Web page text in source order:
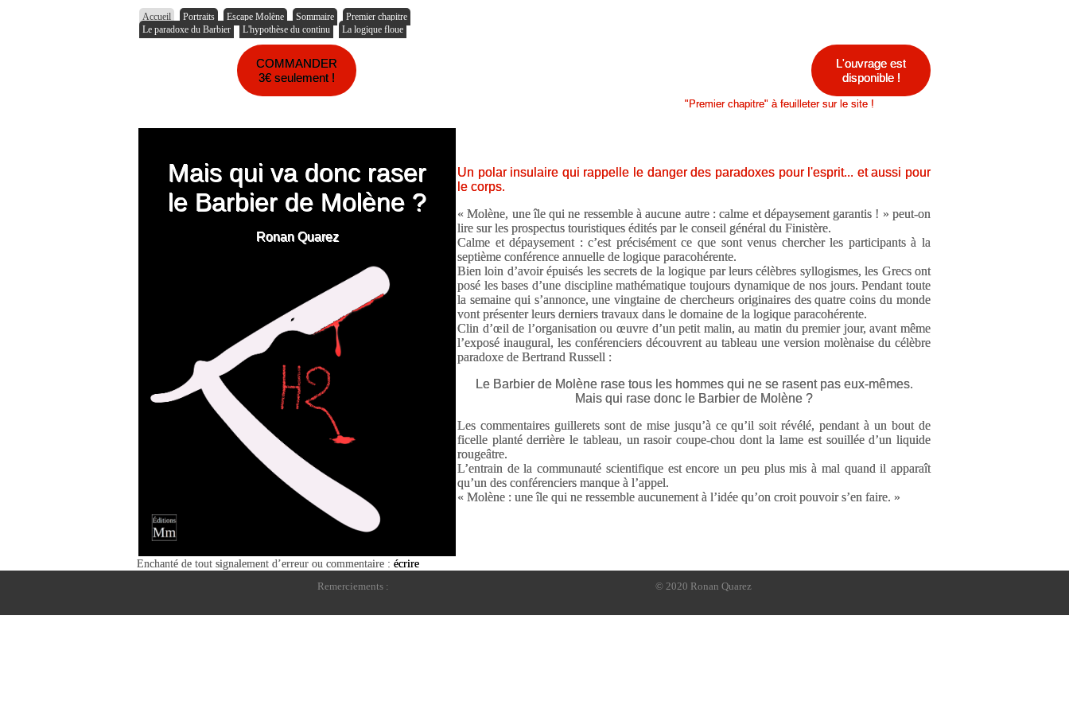
Accueil Portraits Escape Molène Sommaire
Premier chapitre
Le paradoxe du Barbier
L'hypothèse du continu La logique floue
COMMANDER
3€ seulement !
L'ouvrage est
disponible !
"Premier chapitre" à feuilleter sur le site !
Mais qui va donc raser
le Barbier de Molène ?
Ronan Quarez
Un polar insulaire qui rappelle le danger des paradoxes pour l'esprit... et aussi pour
le corps.
« Molène, une île qui ne ressemble à aucune autre : calme et dépaysement garantis ! » peut-on
lire sur les prospectus touristiques édités par le conseil général du Finistère.
Calme et dépaysement : c’est précisément ce que sont venus chercher les participants à la
septième conférence annuelle de logique paracohérente.
Bien loin d’avoir épuisés les secrets de la logique par leurs célèbres syllogismes, les Grecs ont
posé les bases d’une discipline mathématique toujours dynamique de nos jours. Pendant toute
la semaine qui s’annonce, une vingtaine de chercheurs originaires des quatre coins du monde
vont présenter leurs derniers travaux dans le domaine de la logique paracohérente.
Clin d’œil de l’organisation ou œuvre d’un petit malin, au matin du premier jour, avant même
l’exposé inaugural, les conférenciers découvrent au tableau une version molènaise du célèbre
paradoxe de Bertrand Russell :
Le Barbier de Molène rase tous les hommes qui ne se rasent pas eux-mêmes.
Mais qui rase donc le Barbier de Molène ?
Les commentaires guillerets sont de mise jusqu’à ce qu’il soit révélé, pendant à un bout de
ficelle planté derrière le tableau, un rasoir coupe-chou dont la lame est souillée d’un liquide
rougeâtre.
L’entrain de la communauté scientifique est encore un peu plus mis à mal quand il apparaît
qu’un des conférenciers manque à l’appel.
« Molène : une île qui ne ressemble aucunement à l’idée qu’on croit pouvoir s’en faire. »
Enchanté de tout signalement d’erreur ou commentaire : écrire
Remerciements :
© 2020 Ronan Quarez